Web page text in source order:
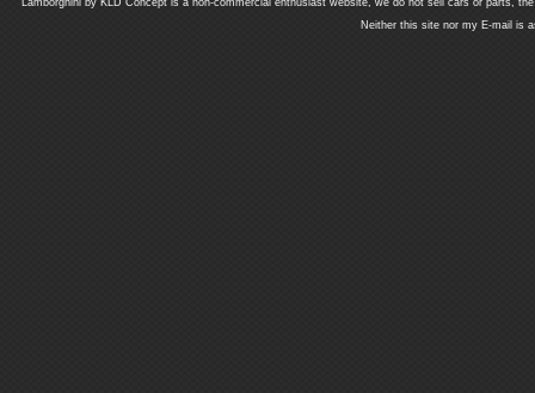
Lamborghini by KLD Concept is a non-commercial enthusiast website, we do not sell cars or parts,
Neither this site nor my E-mail is